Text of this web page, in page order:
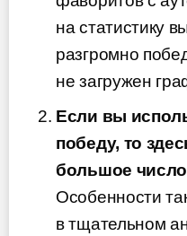
на статистику
разгромно
не загружен
Если вы
победу, то
большое
Особенности
в тщательном